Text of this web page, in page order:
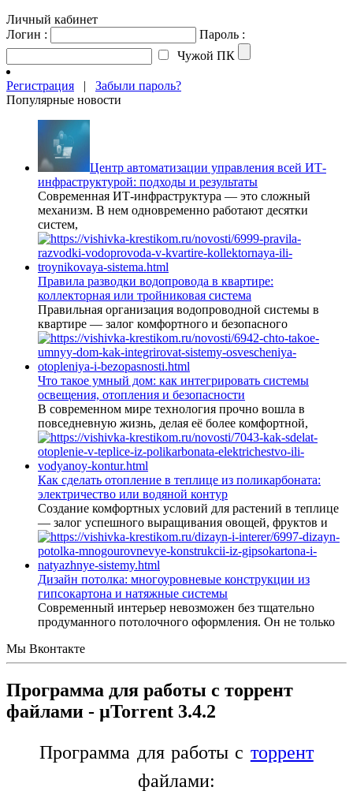
Личный кабинет
Логин :
Пароль :
Чужой ПК
Регистрация | Забыли пароль?
Популярные новости
Центр автоматизации управления всей ИТ-
инфраструктурой: подходы и результаты
Современная ИТ-инфраструктура — это сложный
механизм. В нем одновременно работают десятки
систем,
Правила разводки водопровода в квартире:
коллекторная или тройниковая система
Правильная организация водопроводной системы в
квартире — залог комфортного и безопасного
Что такое умный дом: как интегрировать системы
освещения, отопления и безопасности
В современном мире технология прочно вошла в
повседневную жизнь, делая её более комфортной,
Как сделать отопление в теплице из поликарбоната:
электричество или водяной контур
Создание комфортных условий для растений в теплице
— залог успешного выращивания овощей, фруктов и
Дизайн потолка: многоуровневые конструкции из
гипсокартона и натяжные системы
Современный интерьер невозможен без тщательно
продуманного потолочного оформления. Он не только
Мы Вконтакте
Программа для работы с торрент
файлами - µTorrent 3.4.2
Программа для работы с торрент
файлами: